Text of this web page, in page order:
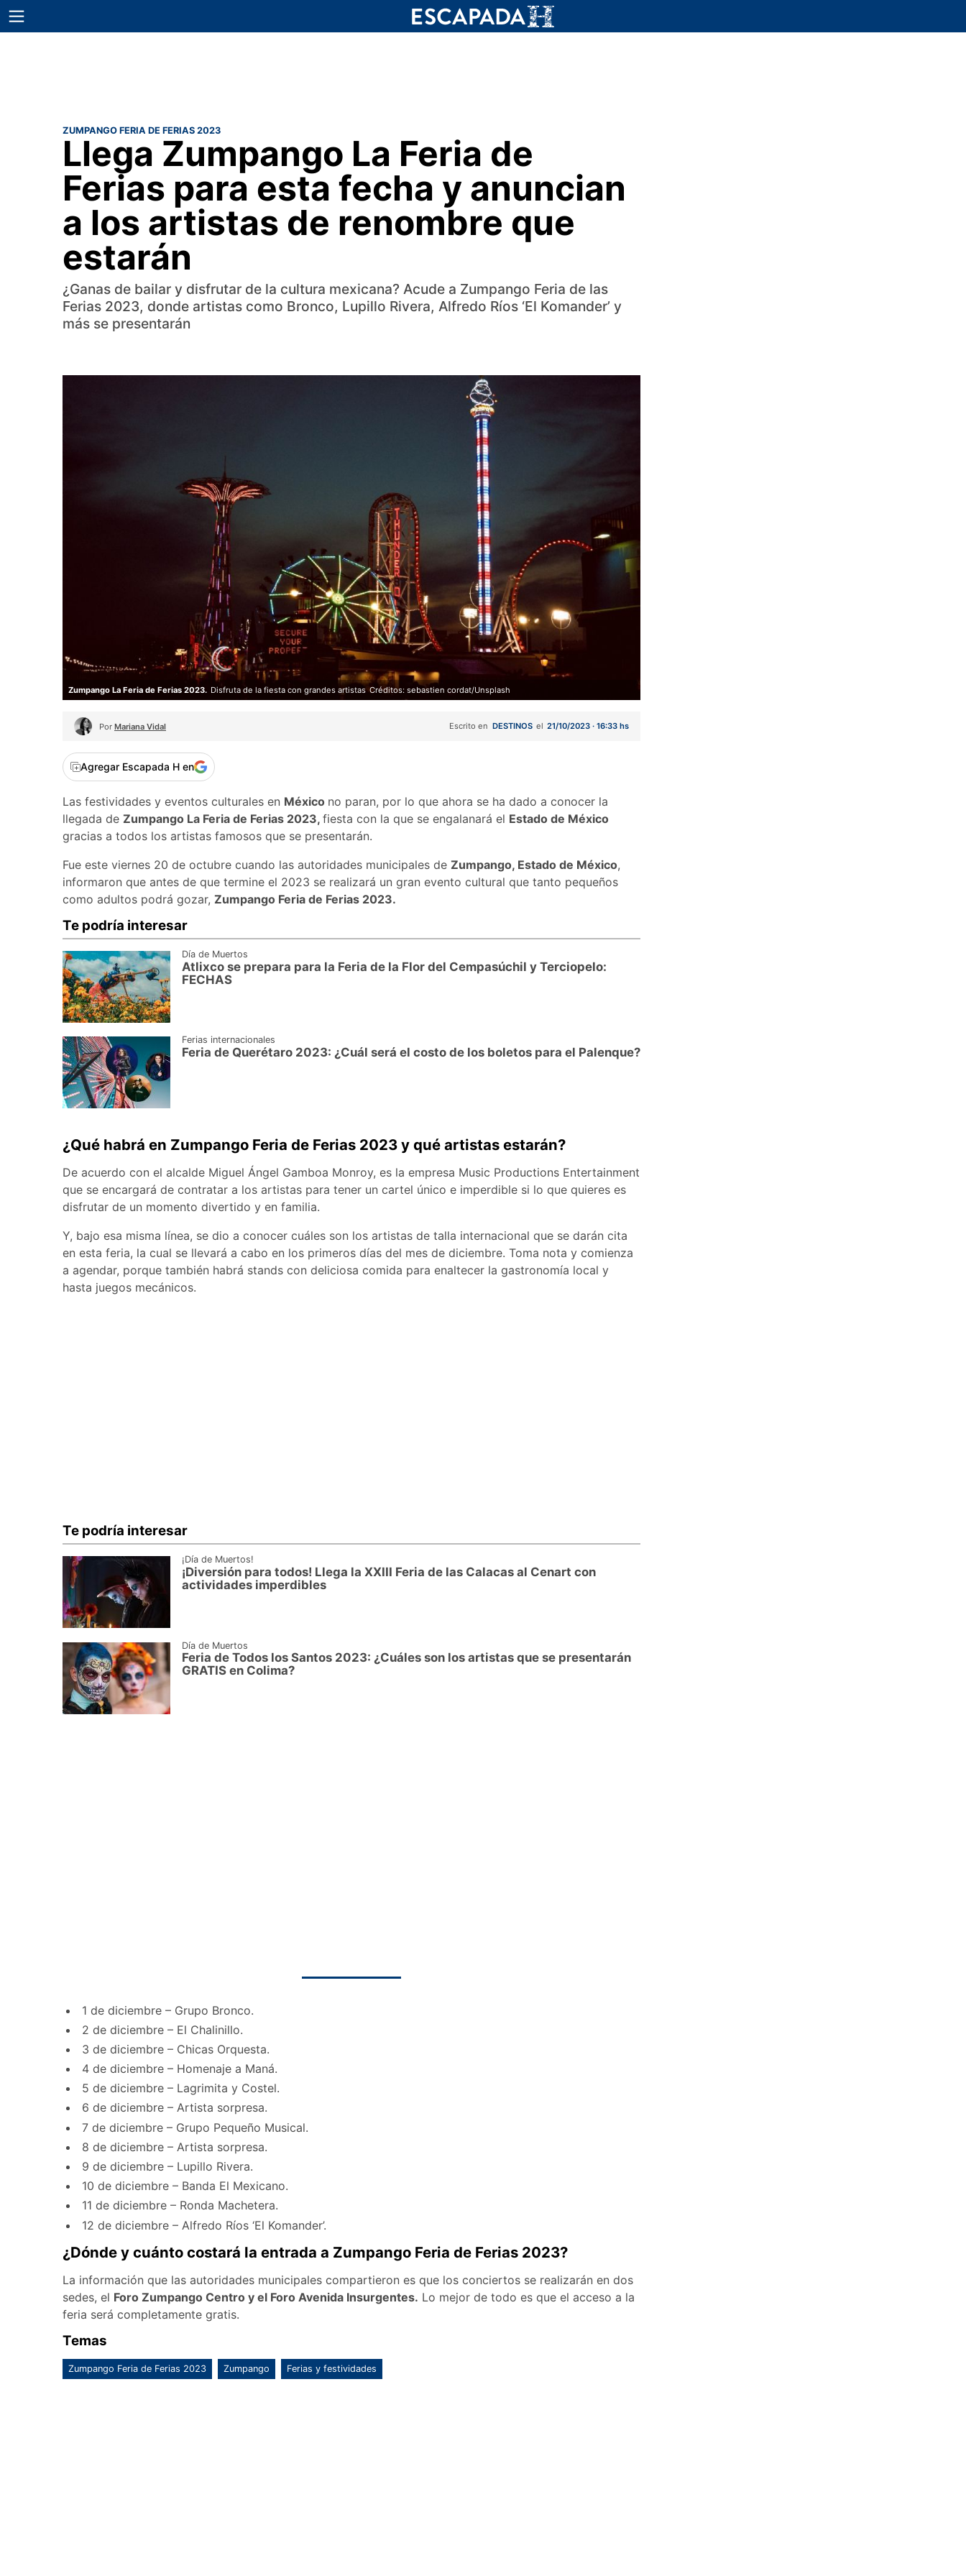
ZUMPANGO FERIA DE FERIAS 2023
Llega Zumpango La Feria de
Ferias para esta fecha y anuncian
a los artistas de renombre que
estarán
¿Ganas de bailar y disfrutar de la cultura mexicana? Acude a Zumpango Feria de las
Ferias 2023, donde artistas como Bronco, Lupillo Rivera, Alfredo Ríos ‘El Komander’ y
más se presentarán
Zumpango La Feria de Ferias 2023. Disfruta de la fiesta con grandes artistas Créditos: sebastien cordat/Unsplash
Por Mariana Vidal Escrito en DESTINOS el 21/10/2023 · 16:33 hs
Agregar Escapada H en
Las festividades y eventos culturales en México no paran, por lo que ahora se ha dado a conocer la
llegada de Zumpango La Feria de Ferias 2023, fiesta con la que se engalanará el Estado de México
gracias a todos los artistas famosos que se presentarán.
Fue este viernes 20 de octubre cuando las autoridades municipales de Zumpango, Estado de México,
informaron que antes de que termine el 2023 se realizará un gran evento cultural que tanto pequeños
como adultos podrá gozar, Zumpango Feria de Ferias 2023.
Te podría interesar
Día de Muertos
Atlixco se prepara para la Feria de la Flor del Cempasúchil y Terciopelo:
FECHAS
Ferias internacionales
Feria de Querétaro 2023: ¿Cuál será el costo de los boletos para el Palenque?
¿Qué habrá en Zumpango Feria de Ferias 2023 y qué artistas estarán?
De acuerdo con el alcalde Miguel Ángel Gamboa Monroy, es la empresa Music Productions Entertainment
que se encargará de contratar a los artistas para tener un cartel único e imperdible si lo que quieres es
disfrutar de un momento divertido y en familia.
Y, bajo esa misma línea, se dio a conocer cuáles son los artistas de talla internacional que se darán cita
en esta feria, la cual se llevará a cabo en los primeros días del mes de diciembre. Toma nota y comienza
a agendar, porque también habrá stands con deliciosa comida para enaltecer la gastronomía local y
hasta juegos mecánicos.
Te podría interesar
¡Día de Muertos!
¡Diversión para todos! Llega la XXIII Feria de las Calacas al Cenart con
actividades imperdibles
Día de Muertos
Feria de Todos los Santos 2023: ¿Cuáles son los artistas que se presentarán
GRATIS en Colima?
1 de diciembre – Grupo Bronco.
2 de diciembre – El Chalinillo.
3 de diciembre – Chicas Orquesta.
4 de diciembre – Homenaje a Maná.
5 de diciembre – Lagrimita y Costel.
6 de diciembre – Artista sorpresa.
7 de diciembre – Grupo Pequeño Musical.
8 de diciembre – Artista sorpresa.
9 de diciembre – Lupillo Rivera.
10 de diciembre – Banda El Mexicano.
11 de diciembre – Ronda Machetera.
12 de diciembre – Alfredo Ríos ‘El Komander’.
¿Dónde y cuánto costará la entrada a Zumpango Feria de Ferias 2023?
La información que las autoridades municipales compartieron es que los conciertos se realizarán en dos
sedes, el Foro Zumpango Centro y el Foro Avenida Insurgentes. Lo mejor de todo es que el acceso a la
feria será completamente gratis.
Temas
Zumpango Feria de Ferias 2023 Zumpango Ferias y festividades